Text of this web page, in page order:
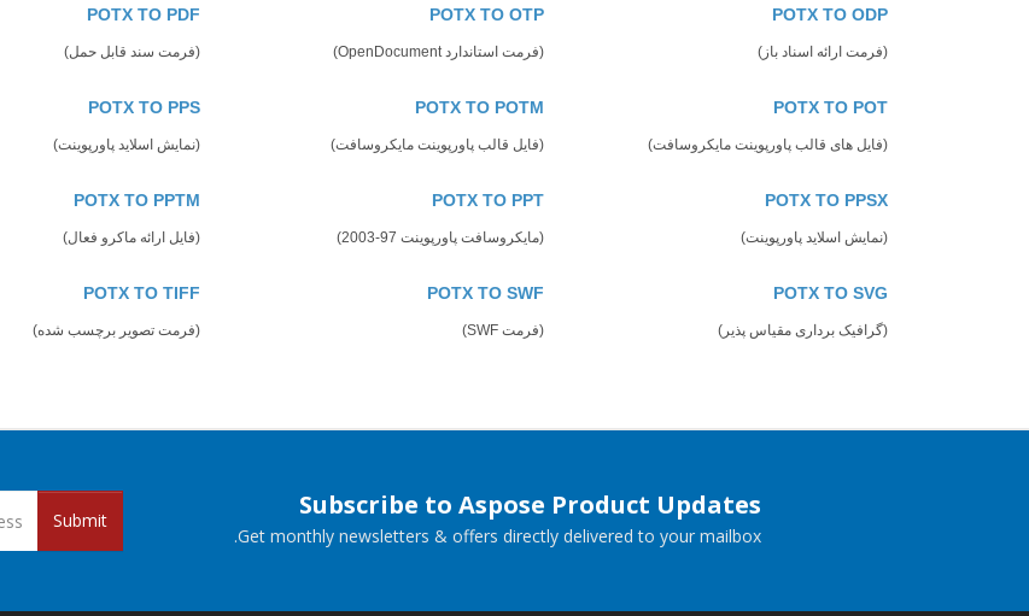
POTX TO ODP
(فرمت ارائه اسناد باز)
POTX TO OTP
(فرمت استاندارد OpenDocument)
POTX TO PDF
(فرمت سند قابل حمل)
POTX TO POT
(فایل های قالب پاورپوینت مایکروسافت)
POTX TO POTM
(فایل قالب پاورپوینت مایکروسافت)
POTX TO PPS
(نمایش اسلاید پاورپوینت)
POTX TO PPSX
(نمایش اسلاید پاورپوینت)
POTX TO PPT
(مایکروسافت پاورپوینت 97-2003)
POTX TO PPTM
(فایل ارائه ماکرو فعال)
POTX TO SVG
(گرافیک برداری مقیاس پذیر)
POTX TO SWF
(فرمت SWF)
POTX TO TIFF
(فرمت تصویر برچسب شده)
Subscribe to Aspose Product Updates
Get monthly newsletters & offers directly delivered to your mailbox.
Submit